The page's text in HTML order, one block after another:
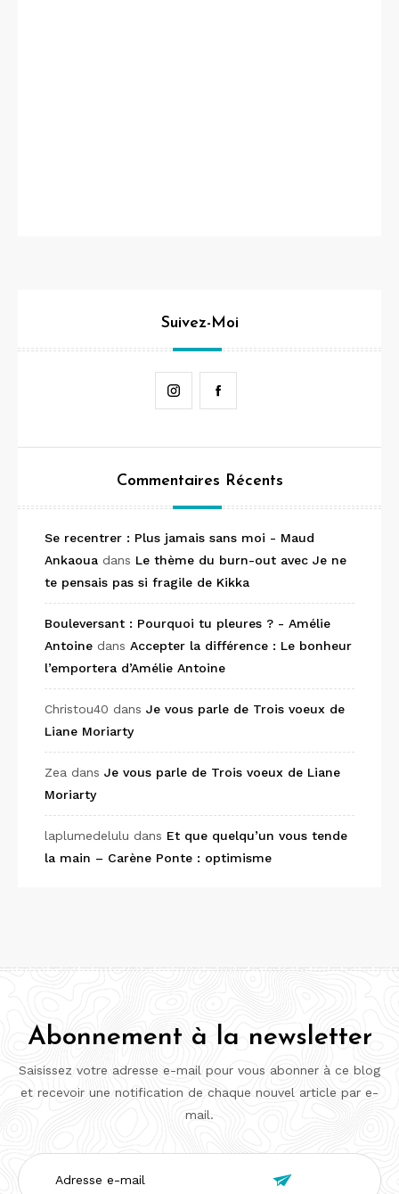
Suivez-Moi
Instagram
Commentaires Récents
Se recentrer : Plus jamais sans moi - Maud
Ankaoua dans Le thème du burn-out avec Je ne
te pensais pas si fragile de Kikka
Bouleversant : Pourquoi tu pleures ? - Amélie
Antoine dans Accepter la différence : Le bonheur
l’emportera d’Amélie Antoine
Christou40 dans Je vous parle de Trois voeux de
Liane Moriarty
Zea dans Je vous parle de Trois voeux de Liane
Moriarty
laplumedelulu dans Et que quelqu’un vous tende
la main – Carène Ponte : optimisme
Abonnement à la newsletter
Saisissez votre adresse e-mail pour vous abonner à ce blog
et recevoir une notification de chaque nouvel article par e-
mail.
Adresse
e-
